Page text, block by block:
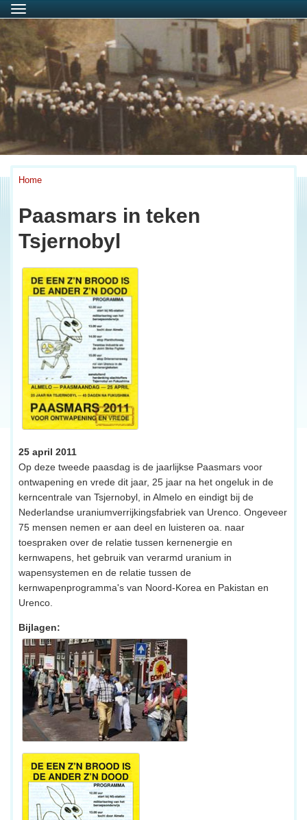
Menu
Home
Paasmars in teken
Tsjernobyl
25 april 2011
Op deze tweede paasdag is de jaarlijkse Paasmars voor
ontwapening en vrede dit jaar, 25 jaar na het ongeluk in de
kerncentrale van Tsjernobyl, in Almelo en eindigt bij de
Nederlandse uraniumverrijkingsfabriek van Urenco. Ongeveer
75 mensen nemen er aan deel en luisteren oa. naar
toespraken over de relatie tussen kernenergie en
kernwapens, het gebruik van verarmd uranium in
wapensystemen en de relatie tussen de
kernwapenprogramma's van Noord-Korea en Pakistan en
Urenco.
Bijlagen: